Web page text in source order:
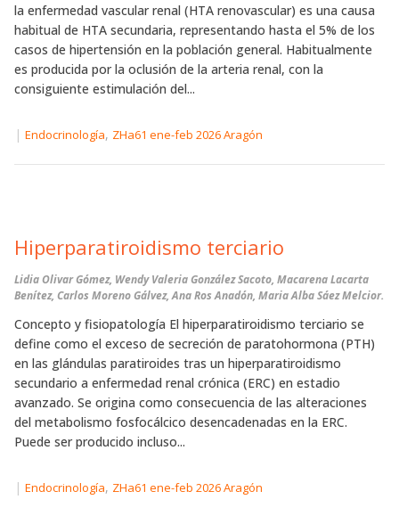
la enfermedad vascular renal (HTA renovascular) es una causa
habitual de HTA secundaria, representando hasta el 5% de los
casos de hipertensión en la población general. Habitualmente
es producida por la oclusión de la arteria renal, con la
consiguiente estimulación del...
| Endocrinología, ZHa61 ene-feb 2026 Aragón
Hiperparatiroidismo terciario
Lidia Olivar Gómez, Wendy Valeria González Sacoto, Macarena Lacarta
Benítez, Carlos Moreno Gálvez, Ana Ros Anadón, Maria Alba Sáez Melcior.
Concepto y fisiopatología El hiperparatiroidismo terciario se
define como el exceso de secreción de paratohormona (PTH)
en las glándulas paratiroides tras un hiperparatiroidismo
secundario a enfermedad renal crónica (ERC) en estadio
avanzado. Se origina como consecuencia de las alteraciones
del metabolismo fosfocálcico desencadenadas en la ERC.
Puede ser producido incluso...
| Endocrinología, ZHa61 ene-feb 2026 Aragón